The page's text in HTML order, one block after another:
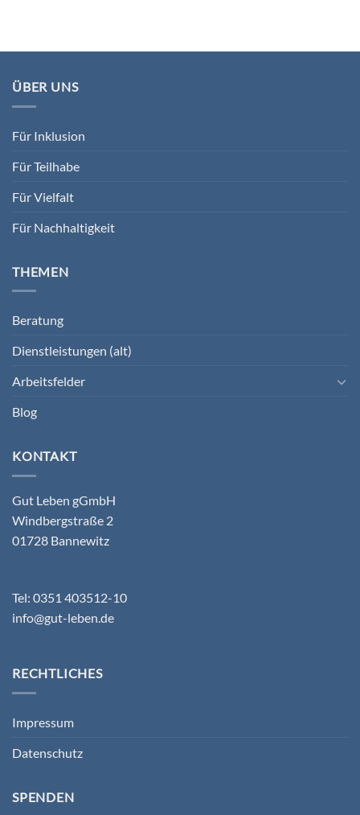
ÜBER UNS
Für Inklusion
Für Teilhabe
Für Vielfalt
Für Nachhaltigkeit
THEMEN
Beratung
Dienstleistungen (alt)
Arbeitsfelder
Blog
KONTAKT
Gut Leben gGmbH
Windbergstraße 2
01728 Bannewitz
Tel: 0351 403512-10
info@gut-leben.de
RECHTLICHES
Impressum
Datenschutz
SPENDEN